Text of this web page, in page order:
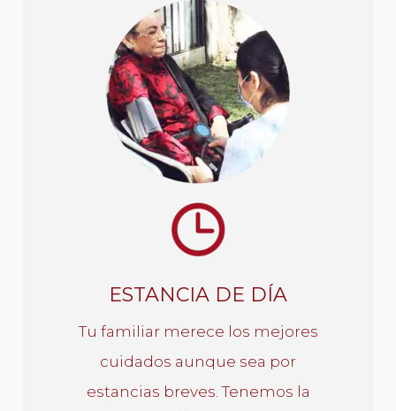
ESTANCIA DE DÍA
Tu familiar merece los mejores
cuidados aunque sea por
estancias breves. Tenemos la
ESTANCIA DE DÍA
Si necesitas que tu familiar
un tiempo corto, tenemos la
opción ideal.
CONOCE MÁS